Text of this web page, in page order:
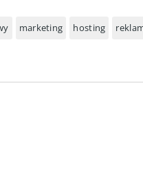
i dostosowania